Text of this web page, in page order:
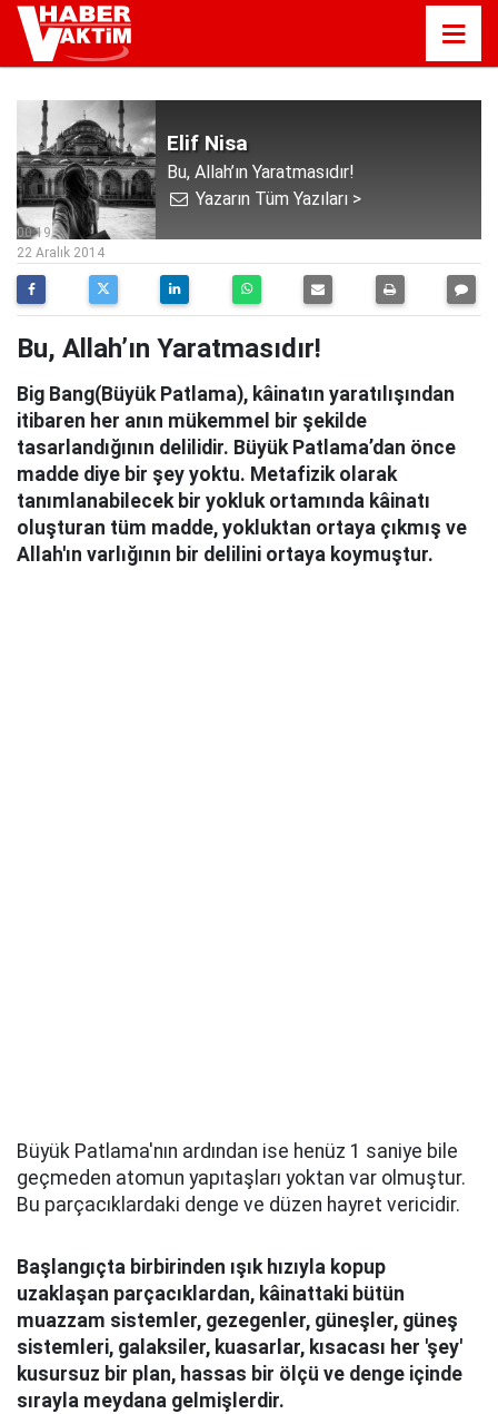
Elif Nisa
Bu, Allah’ın Yaratmasıdır!
Yazarın Tüm Yazıları >
00:19
22 Aralık 2014
Bu, Allah’ın Yaratmasıdır!
Big Bang(Büyük Patlama), kâinatın yaratılışından
itibaren her anın mükemmel bir şekilde
tasarlandığının delilidir. Büyük Patlama’dan önce
madde diye bir şey yoktu. Metafizik olarak
tanımlanabilecek bir yokluk ortamında kâinatı
oluşturan tüm madde, yokluktan ortaya çıkmış ve
Allah'ın varlığının bir delilini ortaya koymuştur.
Büyük Patlama'nın ardından ise henüz 1 saniye bile
geçmeden atomun yapıtaşları yoktan var olmuştur.
Bu parçacıklardaki denge ve düzen hayret vericidir.
Başlangıçta birbirinden ışık hızıyla kopup
uzaklaşan parçacıklardan, kâinattaki bütün
muazzam sistemler, gezegenler, güneşler, güneş
sistemleri, galaksiler, kuasarlar, kısacası her 'şey'
kusursuz bir plan, hassas bir ölçü ve denge içinde
sırayla meydana gelmişlerdir.